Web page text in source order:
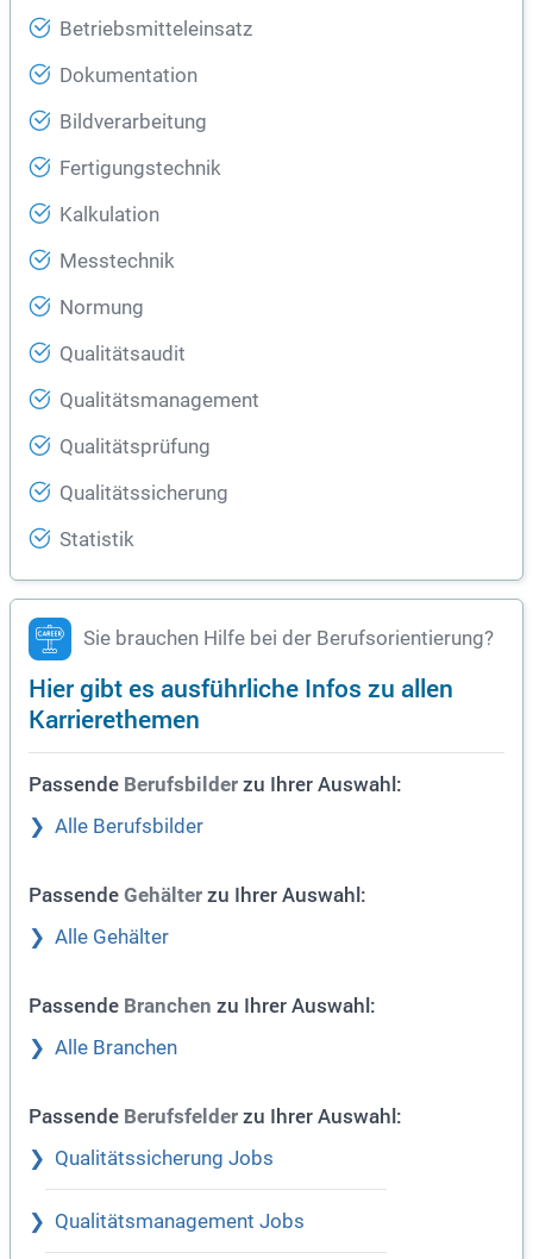
Betriebsmitteleinsatz
Dokumentation
Bildverarbeitung
Fertigungstechnik
Kalkulation
Messtechnik
Normung
Qualitätsaudit
Qualitätsmanagement
Qualitätsprüfung
Qualitätssicherung
Statistik
Sie brauchen Hilfe bei der Berufsorientierung?
Hier gibt es ausführliche Infos zu allen
Karrierethemen
Passende Berufsbilder zu Ihrer Auswahl:
Alle Berufsbilder
Passende Gehälter zu Ihrer Auswahl:
Alle Gehälter
Passende Branchen zu Ihrer Auswahl:
Alle Branchen
Passende Berufsfelder zu Ihrer Auswahl:
Qualitätssicherung Jobs
Qualitätsmanagement Jobs